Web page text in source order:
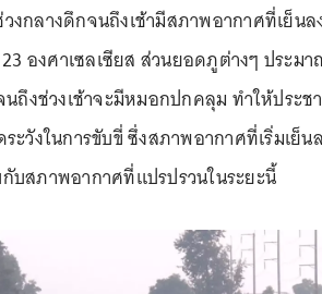
งกลางดึกจนถึงเช้ามีสภาพอากาศที่เย็นล
องศาเซลเซียส ส่วนยอดภูต่างๆ ประม
นถึงช่วงเช้าจะมีหมอกปกคลุม ทำให้ประ
ะวังในการขับขี่ ซึ่งสภาพอากาศที่เริ่มเย็น
บสภาพอากาศที่แปรปรวนในระยะนี้